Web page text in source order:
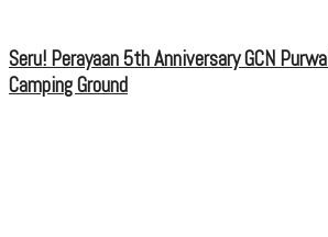
Seru! Perayaan 5th Anniversary GCN
Camping Ground